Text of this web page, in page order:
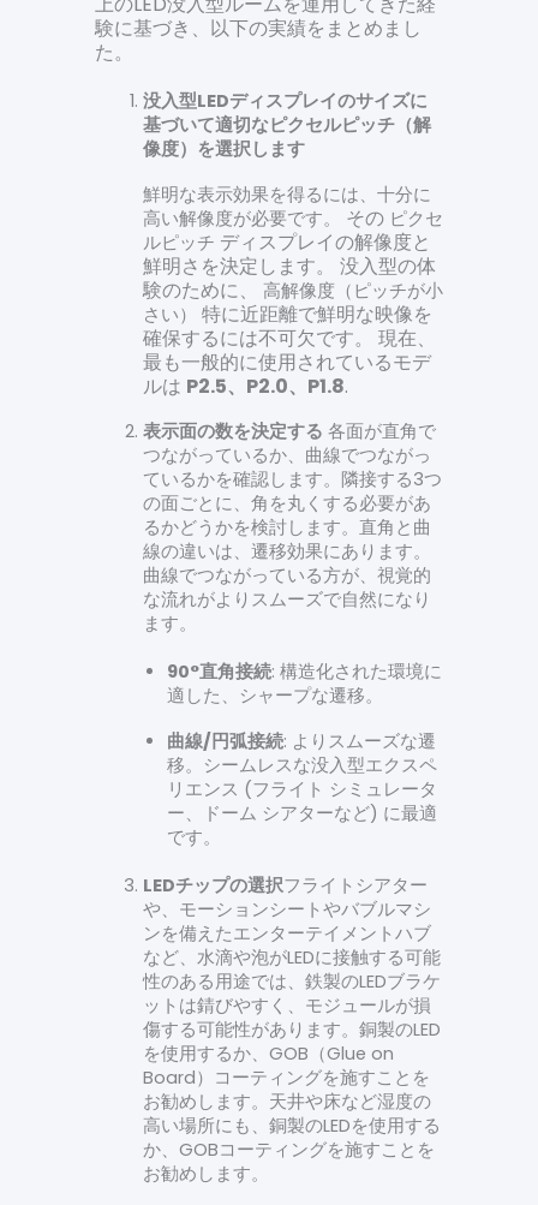
験に基づき、以下の実績をまとめまし
た。
没入型LEDディスプレイのサイズに
基づいて適切なピクセルピッチ（解
像度）を選択します
鮮明な表示効果を得るには、十分に
高い解像度が必要です。 その ピクセ
ルピッチ ディスプレイの解像度と
鮮明さを決定します。 没入型の体
験のために、 高解像度（ピッチが小
さい）
特に近距離で鮮明な映像を
確保するには不可欠です。 現在、
最も一般的に使用されているモデ
ルは P2.5、P2.0、P1.8.
表示面の数を決定する 各面が直角で
つながっているか、曲線でつながっ
ているかを確認します。隣接する3つ
の面ごとに、角を丸くする必要があ
るかどうかを検討します。直角と曲
線の違いは、遷移効果にあります。
曲線でつながっている方が、視覚的
な流れがよりスムーズで自然になり
ます。
90°直角接続: 構造化された環境に
適した、シャープな遷移。
曲線/円弧接続: よりスムーズな遷
移。シームレスな没入型エクスペ
リエンス (フライト シミュレータ
ー、ドーム シアターなど) に最適
です。
LEDチップの選択フライトシアター
や、モーションシートやバブルマシ
ンを備えたエンターテイメントハブ
など、水滴や泡がLEDに接触する可能
性のある用途では、鉄製のLEDブラケ
ットは錆びやすく、モジュールが損
傷する可能性があります。銅製のLED
を使用するか、GOB（Glue on
Board）コーティングを施すことを
お勧めします。天井や床など湿度の
高い場所にも、銅製のLEDを使用する
か、GOBコーティングを施すことを
お勧めします。